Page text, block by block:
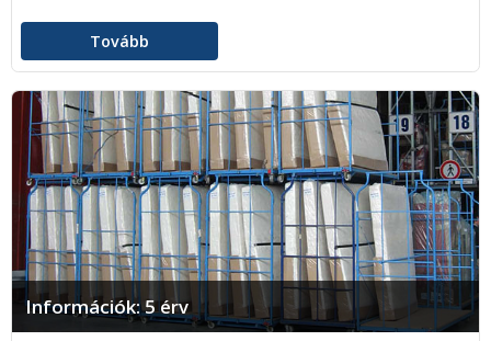
Tovább
Információk: 5 érv